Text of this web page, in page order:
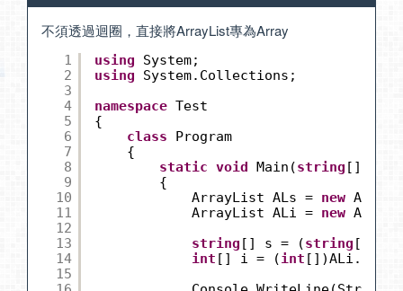
不須透過迴圈，直接將ArrayList專為Array
1
2
3
4
5
6
7
8
9
10
11
12
13
14
15
using
System;
using
System.Collections;
namespace Test
{
class
Program
{
static void Main(string []
{
ArrayList ALs = new
ArrayList ALi = new
string [] s = (string
int [] i = (int